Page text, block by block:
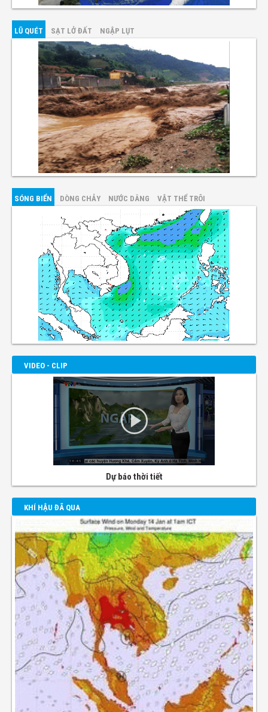
LŨ QUÉT SẠT LỞ ĐẤT NGẬP LỤT
SÓNG BIỂN DÒNG CHẢY NƯỚC DÂNG VẬT THỂ TRÔI
VIDEO - CLIP
Dự báo thời tiết
KHÍ HẬU ĐÃ QUA